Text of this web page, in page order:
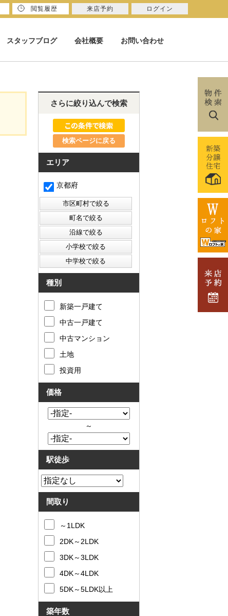
スタッフブログ 会社概要 お問い合わせ
さらに絞り込んで検索
検索ページに戻る
エリア
京都府
種別
新築一戸建て
中古一戸建て
中古マンション
土地
投資用
価格
～
駅徒歩
間取り
～1LDK
2DK～2LDK
3DK～3LDK
4DK～4LDK
5DK～5LDK以上
築年数
閲覧履歴 来店予約 ログイン